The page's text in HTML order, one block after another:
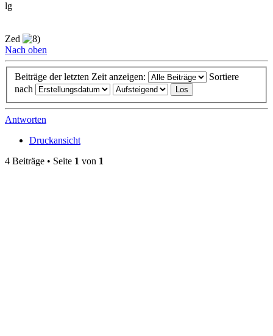
lg
Zed
Nach oben
Beiträge der letzten Zeit anzeigen:
Sortiere
nach
Antworten
Druckansicht
4 Beiträge • Seite 1 von 1